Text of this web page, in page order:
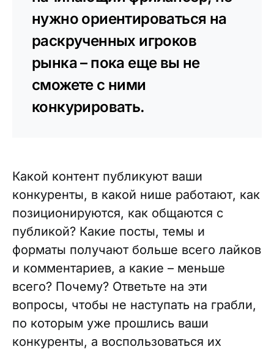
нужно ориентироваться на
раскрученных игроков
рынка – пока еще вы не
сможете с ними
конкурировать.
Какой контент публикуют ваши
конкуренты, в какой нише работают, как
позиционируются, как общаются с
публикой? Какие посты, темы и
форматы получают больше всего лайков
и комментариев, а какие – меньше
всего? Почему? Ответьте на эти
вопросы, чтобы не наступать на грабли,
по которым уже прошлись ваши
конкуренты, а воспользоваться их